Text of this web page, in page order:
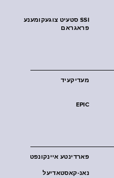
SSI סטעיט צוגעקומענע
פראגראם
מעדיקעיד
EPIC
פארדינטע איינקונפט
נאנ-קאסטאדיעל